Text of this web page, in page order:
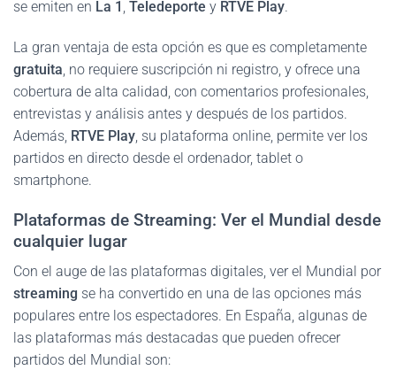
se emiten en La 1 , Teledeporte y RTVE Play.
La gran ventaja de esta opción es que es completamente
gratuita, no requiere suscripción ni registro, y ofrece una
cobertura de alta calidad, con comentarios profesionales,
entrevistas y análisis antes y después de los partidos.
Además, RTVE Play, su plataforma online, permite ver los
partidos en directo desde el ordenador, tablet o
smartphone.
Plataformas de Streaming: Ver el Mundial desde
cualquier lugar
Con el auge de las plataformas digitales, ver el Mundial por
streaming se ha convertido en una de las opciones más
populares entre los espectadores. En España, algunas de
las plataformas más destacadas que pueden ofrecer
partidos del Mundial son: